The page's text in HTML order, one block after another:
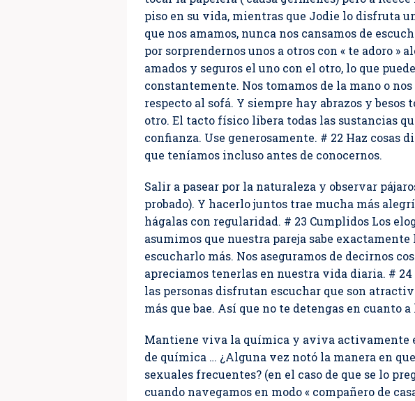
piso en su vida, mientras que Jodie lo disfruta
que nos amamos, nunca nos cansamos de
por sorprendernos unos a otros con « te adoro »
amados y seguros el uno con el otro, lo que
constantemente. Nos tomamos de la mano o
respecto al sofá. Y siempre hay abrazos y
otro. El tacto físico libera todas las sustancias
confianza. Use generosamente. # 22 Haz cosas
que teníamos incluso antes de conocernos.
Salir a pasear por la naturaleza y observar
probado). Y hacerlo juntos trae mucha más
hágalas con regularidad. # 23 Cumplidos Los
asumimos que nuestra pareja sabe
escucharlo más. Nos aseguramos de decirnos
apreciamos tenerlas en nuestra vida diaria. #
las personas disfrutan escuchar que son
más que bae. Así que no te detengas en cuanto
Mantiene viva la química y aviva activamente
de química … ¿Alguna vez notó la manera en
sexuales frecuentes? (en el caso de que se lo
cuando navegamos en modo « compañero de